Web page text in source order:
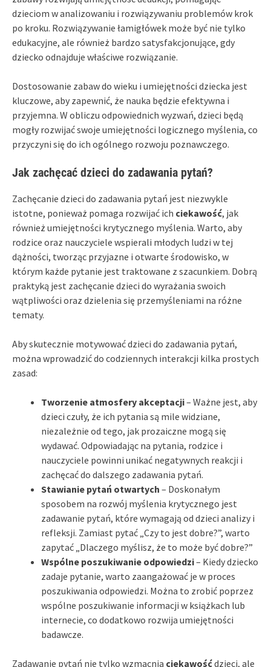
dzieciom w analizowaniu i rozwiązywaniu problemów krok
po kroku. Rozwiązywanie łamigłówek może być nie tylko
edukacyjne, ale również bardzo satysfakcjonujące, gdy
dziecko odnajduje właściwe rozwiązanie.
Dostosowanie zabaw do wieku i umiejętności dziecka jest
kluczowe, aby zapewnić, że nauka będzie efektywna i
przyjemna. W obliczu odpowiednich wyzwań, dzieci będą
mogły rozwijać swoje umiejętności logicznego myślenia, co
przyczyni się do ich ogólnego rozwoju poznawczego.
Jak zachęcać dzieci do zadawania pytań?
Zachęcanie dzieci do zadawania pytań jest niezwykle
istotne, ponieważ pomaga rozwijać ich ciekawość, jak
również umiejętności krytycznego myślenia. Warto, aby
rodzice oraz nauczyciele wspierali młodych ludzi w tej
dążności, tworząc przyjazne i otwarte środowisko, w
którym każde pytanie jest traktowane z szacunkiem. Dobrą
praktyką jest zachęcanie dzieci do wyrażania swoich
wątpliwości oraz dzielenia się przemyśleniami na różne
tematy.
Aby skutecznie motywować dzieci do zadawania pytań,
można wprowadzić do codziennych interakcji kilka prostych
zasad:
Tworzenie atmosfery akceptacji– Ważne jest, aby
dzieci czuły, że ich pytania są mile widziane,
niezależnie od tego, jak prozaiczne mogą się
wydawać. Odpowiadając na pytania, rodzice i
nauczyciele powinni unikać negatywnych reakcji i
zachęcać do dalszego zadawania pytań.
Stawianie pytań otwartych – Doskonałym
sposobem na rozwój myślenia krytycznego jest
zadawanie pytań, które wymagają od dzieci analizy i
refleksji. Zamiast pytać „Czy to jest dobre?”, warto
zapytać „Dlaczego myślisz, że to może być dobre?”
Wspólne poszukiwanie odpowiedzi– Kiedy dziecko
zadaje pytanie, warto zaangażować je w proces
poszukiwania odpowiedzi. Można to zrobić poprzez
wspólne poszukiwanie informacji w książkach lub
internecie, co dodatkowo rozwija umiejętności
badawcze.
Zadawanie pytań nie tylko wzmacnia ciekawośćdzieci, ale